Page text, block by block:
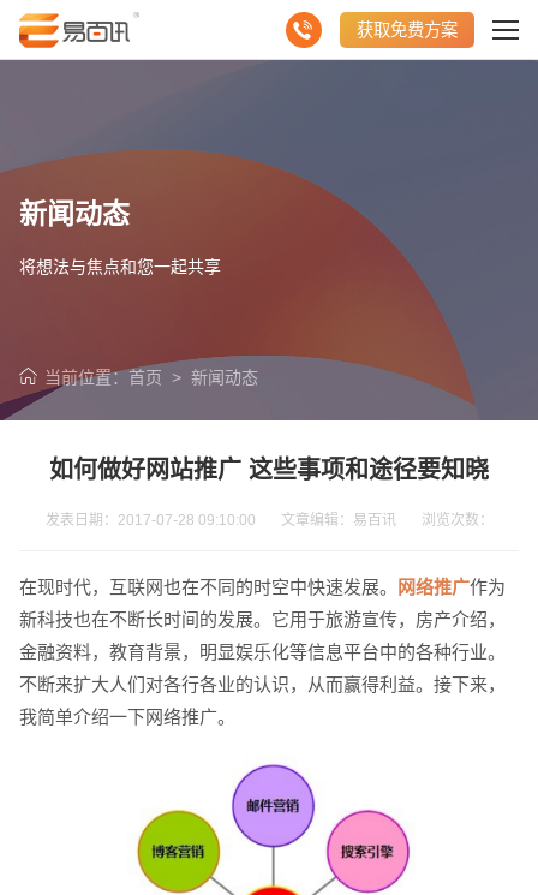
获取免费方案
新闻动态
将想法与焦点和您一起共享
当前位置： 首页 > 新闻动态
如何做好网站推广 这些事项和途径要知晓
发表日期：2017-07-28 09:10:00 文章编辑：易百讯 浏览次数：
在现时代，互联网也在不同的时空中快速发展。 网络推广作为
新科技也在不断长时间的发展。它用于旅游宣传，房产介绍，
金融资料，教育背景，明显娱乐化等信息平台中的各种行业。
不断来扩大人们对各行各业的认识，从而赢得利益。接下来，
我简单介绍一下网络推广。